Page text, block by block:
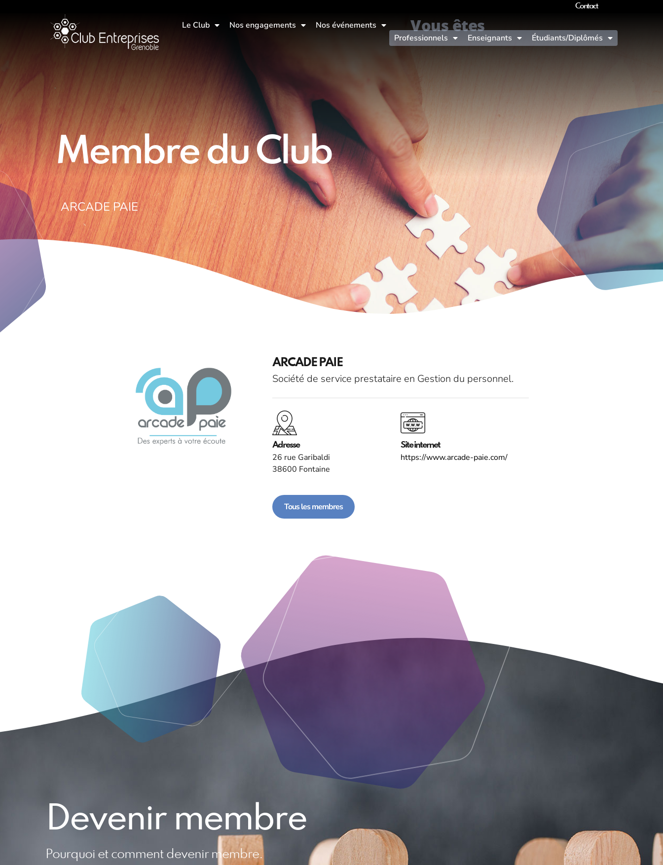
Contact
Vous êtes
Le Club Nos engagements
Nos événements
Professionnels
Enseignants Étudiants/Diplômés
Membre du Club
ARCADE PAIE
ARCADE PAIE
Société de service prestataire en Gestion du personnel.
Adresse
26 rue Garibaldi
38600 Fontaine
Site internet
https://www.arcade-paie.com/
Tous les membres
Devenir membre
Pourquoi et comment devenir membre.